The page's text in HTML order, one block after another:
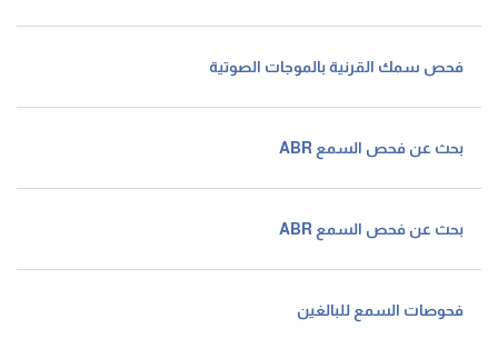
فحص سمك القرنية بالموجات الصوتية
بحث عن فحص السمع ABR
بحث عن فحص السمع ABR
فحوصات السمع للبالغين